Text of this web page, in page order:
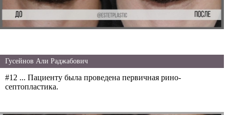
Гусейнов Али Раджабович
#12 ... Пациенту была проведена первичная рино-
септопластика.